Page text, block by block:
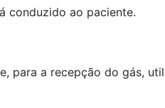
conduzido ao paciente.
para a recepção do gás,